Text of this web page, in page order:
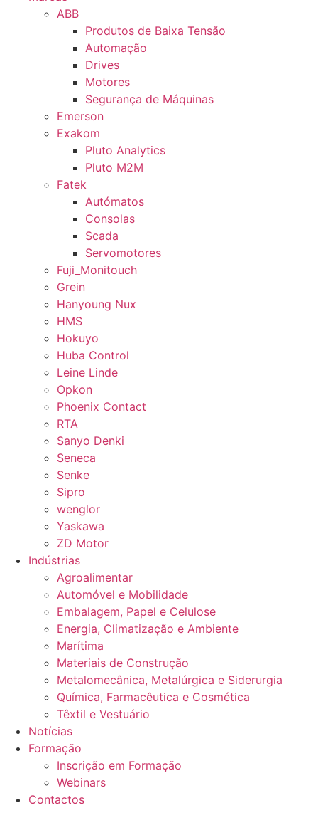
ABB
Produtos de Baixa Tensão
Automação
Drives
Motores
Segurança de Máquinas
Emerson
Exakom
Pluto Analytics
Pluto M2M
Fatek
Autómatos
Consolas
Scada
Servomotores
Fuji_Monitouch
Grein
Hanyoung Nux
HMS
Hokuyo
Huba Control
Leine Linde
Opkon
Phoenix Contact
RTA
Sanyo Denki
Seneca
Senke
Sipro
wenglor
Yaskawa
ZD Motor
Indústrias
Agroalimentar
Automóvel e Mobilidade
Embalagem, Papel e Celulose
Energia, Climatização e Ambiente
Marítima
Materiais de Construção
Metalomecânica, Metalúrgica e Siderurgia
Química, Farmacêutica e Cosmética
Têxtil e Vestuário
Notícias
Formação
Inscrição em Formação
Webinars
Contactos